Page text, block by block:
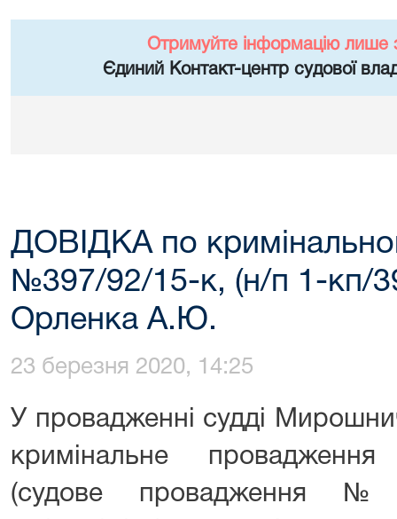
Отримуйте інформацію лише
Єдиний Контакт-центр судової
ДОВІДКА по
№397/92/15-к, (н/п 1-кп/
Орленка А.Ю.
23 березня 2020, 14:25
У провадженні судді
кримінальне провадження
(судове провадження